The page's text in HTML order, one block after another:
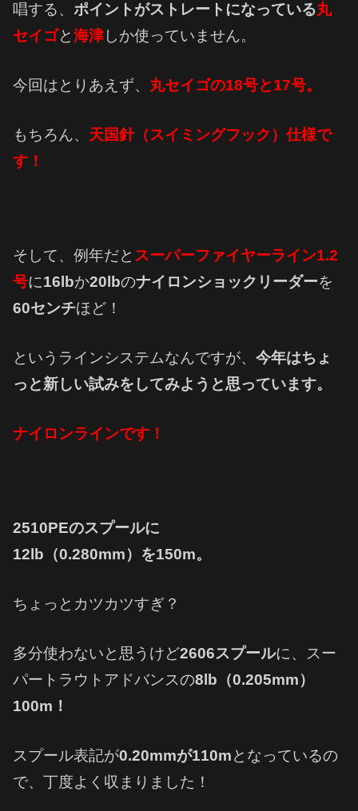
唱する、 ポイントがストレートになっている丸
セイゴと海津しか使っていません。
今回はとりあえず、 丸セイゴの18号と17号。
もちろん、 天国針（スイミングフック）仕様で
す！
そして、例年だと スーパーファイヤーライン1.2
号に16lbか20lbのナイロンショックリーダーを
60センチほど！
というラインシステムなんですが、 今年はちょ
っと新しい試みをしてみようと思っています。
ナイロンラインです！
2510PEのスプールに
12lb（0.280mm）を150m。
ちょっとカツカツすぎ？
多分使わないと思うけど2606スプールに、スー
パートラウトアドバンスの8lb（0.205mm）
100m！
スプール表記が0.20mmが110mとなっているの
で、丁度よく収まりました！